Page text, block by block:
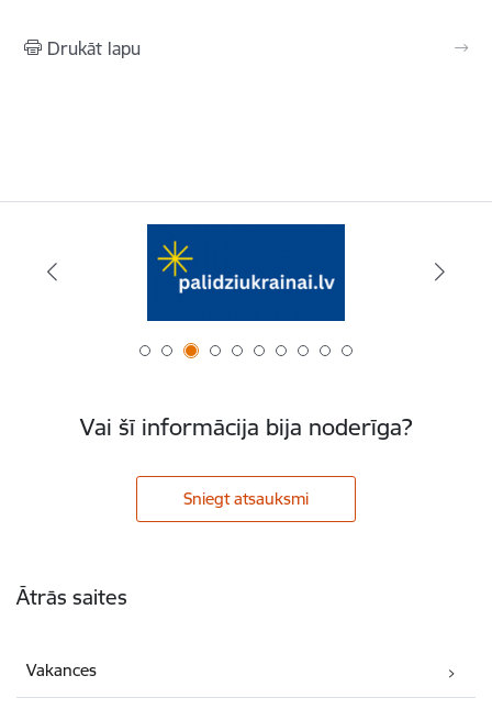
Drukāt lapu
Vai šī informācija bija noderīga?
Sniegt atsauksmi
Ātrās saites
Vakances